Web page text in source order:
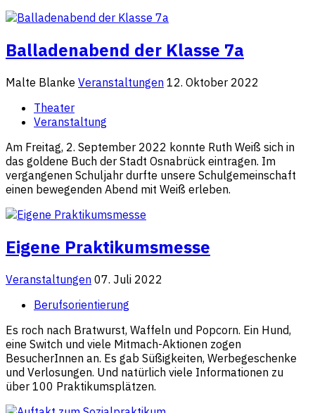
Balladenabend der Klasse 7a
Malte Blanke Veranstaltungen 12. Oktober 2022
Theater
Veranstaltung
Am Freitag, 2. September 2022 konnte Ruth Weiß sich in
das goldene Buch der Stadt Osnabrück eintragen. Im
vergangenen Schuljahr durfte unsere Schulgemeinschaft
einen bewegenden Abend mit Weiß erleben.
Eigene Praktikumsmesse
Veranstaltungen 07. Juli 2022
Berufsorientierung
Es roch nach Bratwurst, Waffeln und Popcorn. Ein Hund,
eine Switch und viele Mitmach-Aktionen zogen
BesucherInnen an. Es gab Süßigkeiten, Werbegeschenke
und Verlosungen. Und natürlich viele Informationen zu
über 100 Praktikumsplätzen.